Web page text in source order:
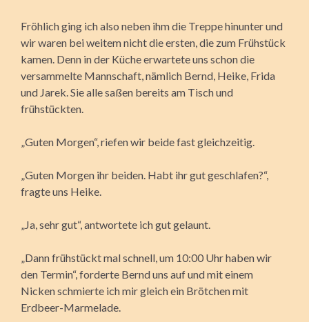
Fröhlich ging ich also neben ihm die Treppe hinunter und
wir waren bei weitem nicht die ersten, die zum Frühstück
kamen. Denn in der Küche erwartete uns schon die
versammelte Mannschaft, nämlich Bernd, Heike, Frida
und Jarek. Sie alle saßen bereits am Tisch und
frühstückten.
„Guten Morgen“, riefen wir beide fast gleichzeitig.
„Guten Morgen ihr beiden. Habt ihr gut geschlafen?“,
fragte uns Heike.
„Ja, sehr gut“, antwortete ich gut gelaunt.
„Dann frühstückt mal schnell, um 10:00 Uhr haben wir
den Termin“, forderte Bernd uns auf und mit einem
Nicken schmierte ich mir gleich ein Brötchen mit
Erdbeer-Marmelade.